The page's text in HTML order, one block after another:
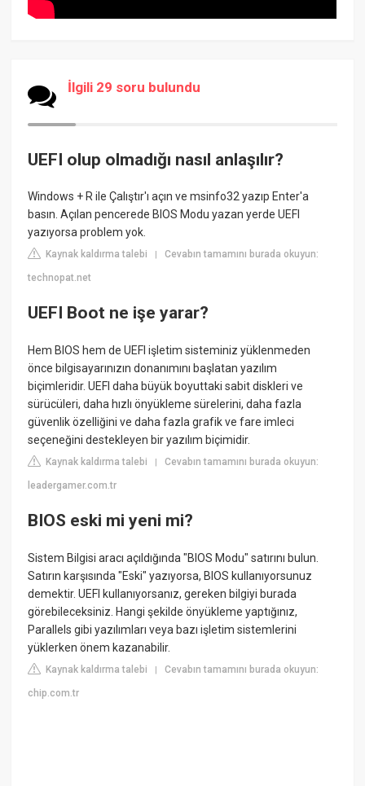
İlgili 29 soru bulundu
UEFI olup olmadığı nasıl anlaşılır?
Windows + R ile Çalıştır'ı açın ve msinfo32 yazıp Enter'a
basın. Açılan pencerede BIOS Modu yazan yerde UEFI
yazıyorsa problem yok.
Kaynak kaldırma talebi |Cevabın tamamını burada okuyun:
technopat.net
UEFI Boot ne işe yarar?
Hem BIOS hem de UEFI işletim sisteminiz yüklenmeden
önce bilgisayarınızın donanımını başlatan yazılım
biçimleridir. UEFI daha büyük boyuttaki sabit diskleri ve
sürücüleri, daha hızlı önyükleme sürelerini, daha fazla
güvenlik özelliğini ve daha fazla grafik ve fare imleci
seçeneğini destekleyen bir yazılım biçimidir.
Kaynak kaldırma talebi |Cevabın tamamını burada okuyun:
leadergamer.com.tr
BIOS eski mi yeni mi?
Sistem Bilgisi aracı açıldığında "BIOS Modu" satırını bulun.
Satırın karşısında "Eski" yazıyorsa, BIOS kullanıyorsunuz
demektir. UEFI kullanıyorsanız, gereken bilgiyi burada
görebileceksiniz. Hangi şekilde önyükleme yaptığınız,
Parallels gibi yazılımları veya bazı işletim sistemlerini
yüklerken önem kazanabilir.
Kaynak kaldırma talebi |Cevabın tamamını burada okuyun:
chip.com.tr